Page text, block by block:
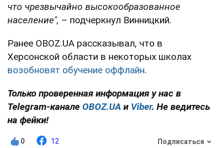
что чрезвычайно высокообразованное
население", – подчеркнул Винницкий.
Ранее OBOZ.UA рассказывал, что в
Херсонской области в некоторых школах
возобновят обучение оффлайн.
Только проверенная информация у нас в
Telegram-канале OBOZ.UA и Viber. Не ведитесь
на фейки!
0 12 Подписаться